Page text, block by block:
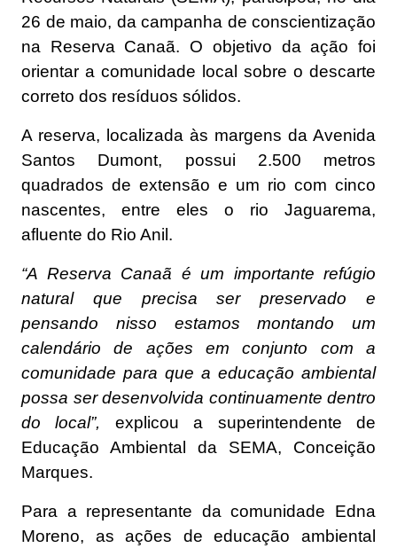
26 de maio, da campanha de conscientização
na Reserva Canaã. O objetivo da ação foi
orientar a comunidade local sobre o descarte
correto dos resíduos sólidos.
A reserva, localizada às margens da Avenida
Santos Dumont, possui 2.500 metros
quadrados de extensão e um rio com cinco
nascentes, entre eles o rio Jaguarema,
afluente do Rio Anil.
“A Reserva Canaã é um importante refúgio
natural que precisa ser preservado e
pensando nisso estamos montando um
calendário de ações em conjunto com a
comunidade para que a educação ambiental
possa ser desenvolvida continuamente dentro
do local”,
explicou a superintendente de
Educação Ambiental da SEMA, Conceição
Marques.
Para a representante da comunidade Edna
Moreno, as ações de educação ambiental